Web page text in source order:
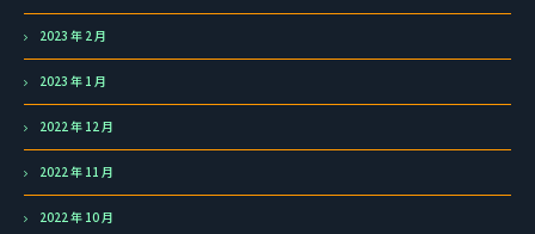
2023 年 2 月
2023 年 1 月
2022 年 12 月
2022 年 11 月
2022 年 10 月